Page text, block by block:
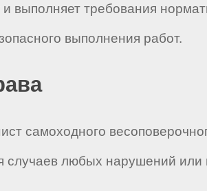
и выполняет требования
выполнения работ.
самоходного
случаев любых нарушений или